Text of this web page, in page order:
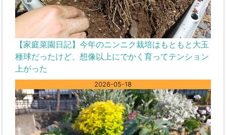
【家庭菜園日記】今年のニンニク栽培はもともと大玉
種球だったけど、想像以上にでかく育ってテンション
上がった
2026-05-18